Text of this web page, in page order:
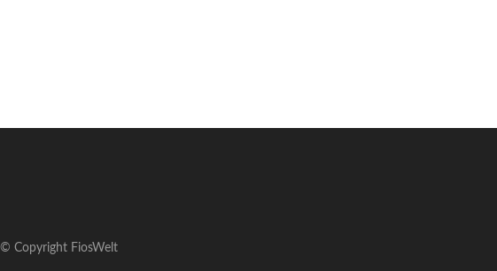
© Copyright FiosWelt